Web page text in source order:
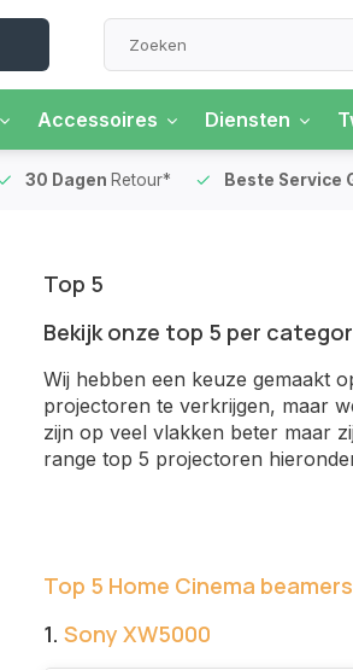
Accessoires Diensten
30 Dagen Retour* Beste Service
Top 5
Bekijk onze top 5 per
Wij hebben een keuze gemaakt
projectoren te verkrijgen, maar
zijn op veel vlakken beter maar
range top 5 projectoren
Top 5 Home Cinema beamers
1. Sony XW5000